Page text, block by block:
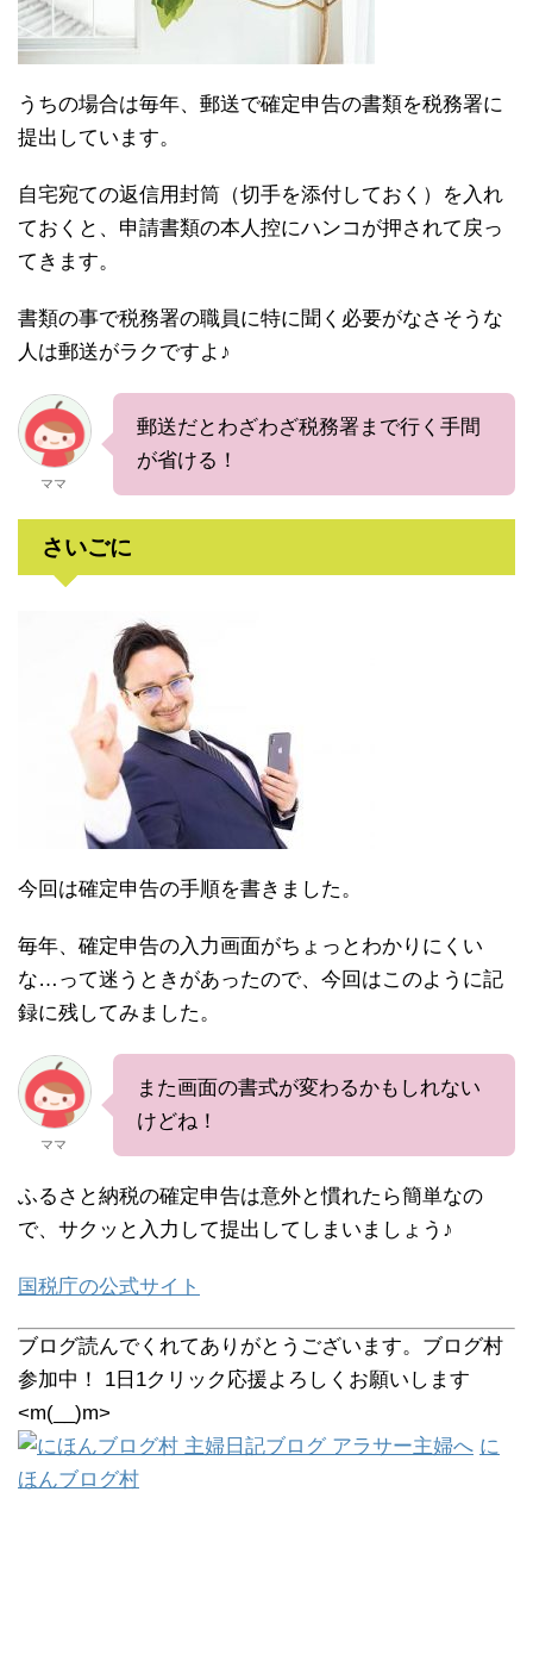
うちの場合は毎年、郵送で確定申告の書類を税務署に
提出しています。
自宅宛ての返信用封筒（切手を添付しておく）を入れ
ておくと、申請書類の本人控にハンコが押されて戻っ
てきます。
書類の事で税務署の職員に特に聞く必要がなさそうな
人は郵送がラクですよ♪
ママ
郵送だとわざわざ税務署まで行く手間
が省ける！
さいごに
今回は確定申告の手順を書きました。
毎年、確定申告の入力画面がちょっとわかりにくい
な…って迷うときがあったので、今回はこのように記
録に残してみました。
ママ
また画面の書式が変わるかもしれない
けどね！
ふるさと納税の確定申告は意外と慣れたら簡単なの
で、サクッと入力して提出してしまいましょう♪
国税庁の公式サイト
ブログ読んでくれてありがとうございます。ブログ村
参加中！ 1日1クリック応援よろしくお願いします
<m(__)m>
に
ほんブログ村